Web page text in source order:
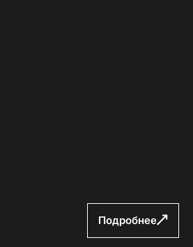
Подробнее